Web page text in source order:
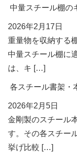
中量スチール棚の
2026年2月17日
重量物を収納する
中量スチール棚に
は、キ […]
各スチール書架・
2026年2月5日
金剛製のスチール
す。その各スチー
挙げ比較 […]